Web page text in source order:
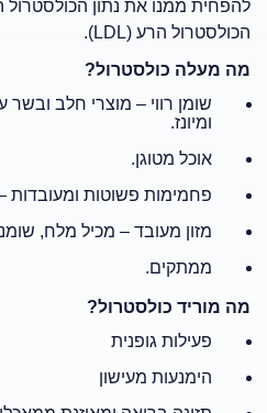
הכולסטרול הרע (LDL).
מה מעלה כולסטרול?
שומן רווי – מוצרי חלב ובשר
ומיונז.
אוכל מטוגן.
פחמימות פשוטות ומעובדות
מזון מעובד – מכיל מלח,
ממתקים.
מה מוריד כולסטרול?
פעילות גופנית
הימנעות מעישון